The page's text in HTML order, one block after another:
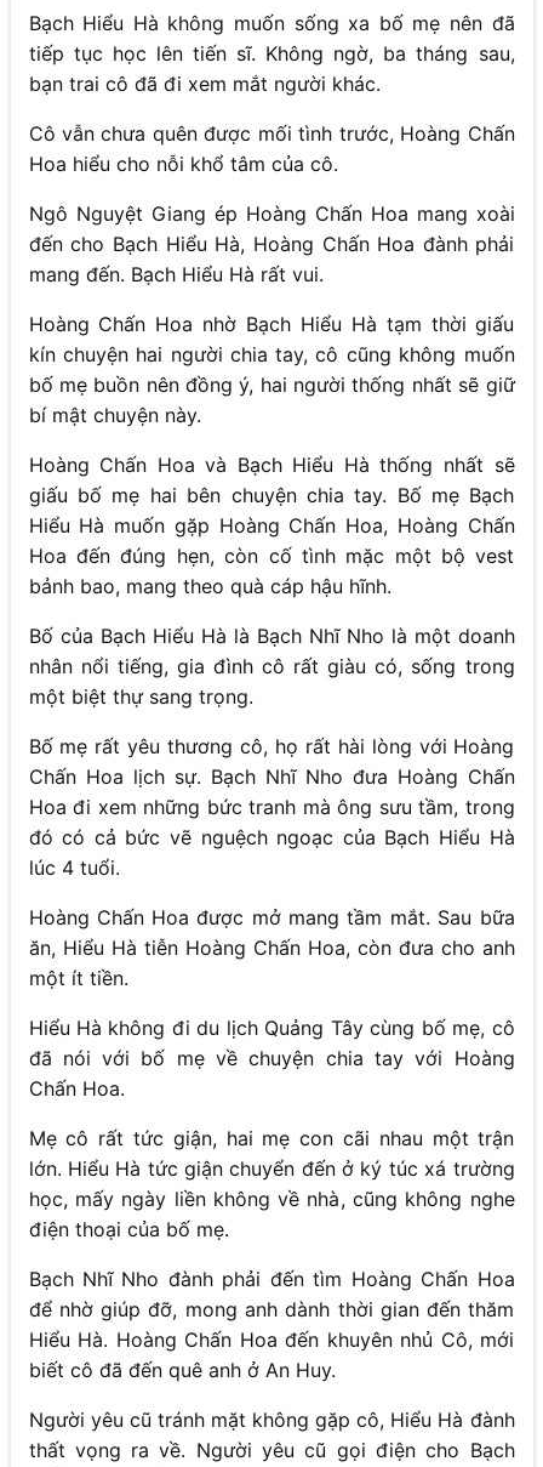
Bạch Hiểu Hà không muốn sống xa bố mẹ nên đã
tiếp tục học lên tiến sĩ. Không ngờ, ba tháng sau,
bạn trai cô đã đi xem mắt người khác.
Cô vẫn chưa quên được mối tình trước, Hoàng Chấn
Hoa hiểu cho nỗi khổ tâm của cô.
Ngô Nguyệt Giang ép Hoàng Chấn Hoa mang xoài
đến cho Bạch Hiểu Hà, Hoàng Chấn Hoa đành phải
mang đến. Bạch Hiểu Hà rất vui.
Hoàng Chấn Hoa nhờ Bạch Hiểu Hà tạm thời giấu
kín chuyện hai người chia tay, cô cũng không muốn
bố mẹ buồn nên đồng ý, hai người thống nhất sẽ giữ
bí mật chuyện này.
Hoàng Chấn Hoa và Bạch Hiểu Hà thống nhất sẽ
giấu bố mẹ hai bên chuyện chia tay. Bố mẹ Bạch
Hiểu Hà muốn gặp Hoàng Chấn Hoa, Hoàng Chấn
Hoa đến đúng hẹn, còn cố tình mặc một bộ vest
bảnh bao, mang theo quà cáp hậu hĩnh.
Bố của Bạch Hiểu Hà là Bạch Nhĩ Nho là một doanh
nhân nổi tiếng, gia đình cô rất giàu có, sống trong
một biệt thự sang trọng.
Bố mẹ rất yêu thương cô, họ rất hài lòng với Hoàng
Chấn Hoa lịch sự. Bạch Nhĩ Nho đưa Hoàng Chấn
Hoa đi xem những bức tranh mà ông sưu tầm, trong
đó có cả bức vẽ nguệch ngoạc của Bạch Hiểu Hà
lúc 4 tuổi.
Hoàng Chấn Hoa được mở mang tầm mắt. Sau bữa
ăn, Hiểu Hà tiễn Hoàng Chấn Hoa, còn đưa cho anh
một ít tiền.
Hiểu Hà không đi du lịch Quảng Tây cùng bố mẹ, cô
đã nói với bố mẹ về chuyện chia tay với Hoàng
Chấn Hoa.
Mẹ cô rất tức giận, hai mẹ con cãi nhau một trận
lớn. Hiểu Hà tức giận chuyển đến ở ký túc xá trường
học, mấy ngày liền không về nhà, cũng không nghe
điện thoại của bố mẹ.
Bạch Nhĩ Nho đành phải đến tìm Hoàng Chấn Hoa
để nhờ giúp đỡ, mong anh dành thời gian đến thăm
Hiểu Hà. Hoàng Chấn Hoa đến khuyên nhủ Cô, mới
biết cô đã đến quê anh ở An Huy.
Người yêu cũ tránh mặt không gặp cô, Hiểu Hà đành
thất vọng ra về. Người yêu cũ gọi điện cho Bạch